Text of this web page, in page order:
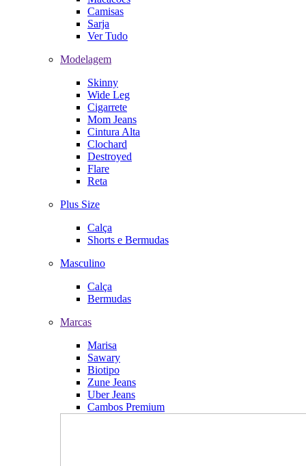
Camisas
Sarja
Ver Tudo
Modelagem
Skinny
Wide Leg
Cigarrete
Mom Jeans
Cintura Alta
Clochard
Destroyed
Flare
Reta
Plus Size
Calça
Shorts e Bermudas
Masculino
Calça
Bermudas
Marcas
Marisa
Sawary
Biotipo
Zune Jeans
Uber Jeans
Cambos Premium